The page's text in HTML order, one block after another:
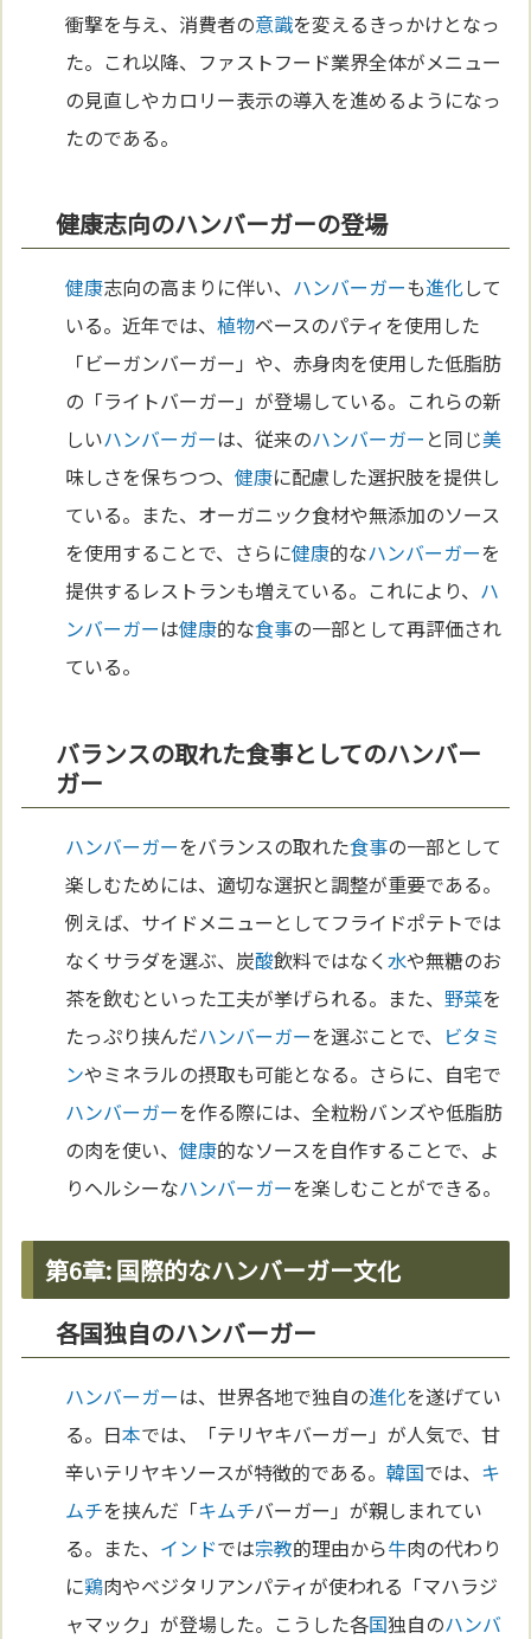
衝撃を与え、消費者の意識を変えるきっかけとなっ
た。これ以降、ファストフード業界全体がメニュー
の見直しやカロリー表示の導入を進めるようになっ
たのである。
健康志向のハンバーガーの登場
健康志向の高まりに伴い、 ハンバーガーも進化して
いる。近年では、植物ベースのパティを使用した
「ビーガンバーガー」や、赤身肉を使用した低脂肪
の「ライトバーガー」が登場している。これらの新
しいハンバーガーは、従来のハンバーガー と同じ美
味しさを保ちつつ、健康に配慮した選択肢を提供し
ている。また、オーガニック食材や無添加のソース
を使用することで、さらに健康的なハンバーガーを
提供するレストランも増えている。これにより、 ハ
ンバーガーは健康的な食事の一部として再評価され
ている。
バランスの取れた食事としてのハンバー
ガー
ハンバーガーをバランスの取れた食事の一部として
楽しむためには、適切な選択と調整が重要である。
例えば、サイドメニューとしてフライドポテトでは
なくサラダを選ぶ、炭酸飲料ではなく水や無糖のお
茶を飲むといった工夫が挙げられる。また、野菜を
たっぷり挟んだハンバーガーを選ぶことで、 ビタミ
ンやミネラルの摂取も可能となる。さらに、自宅で
ハンバーガーを作る際には、全粒粉バンズや低脂肪
の肉を使い、健康的なソースを自作することで、よ
りヘルシーなハンバーガーを楽しむことができる。
第6章: 国際的なハンバーガー文化
各国独自のハンバーガー
ハンバーガーは、世界各地で独自の進化を遂げてい
る。日本では、「テリヤキバーガー」が人気で、甘
辛いテリヤキソースが特徴的である。韓国では、 キ
ムチを挟んだ「キムチバーガー」が親しまれてい
る。また、 インドでは宗教的理由から牛肉の代わり
に鶏肉やベジタリアンパティが使われる「マハラジ
ャマック」が登場した。こうした各国独自のハンバ